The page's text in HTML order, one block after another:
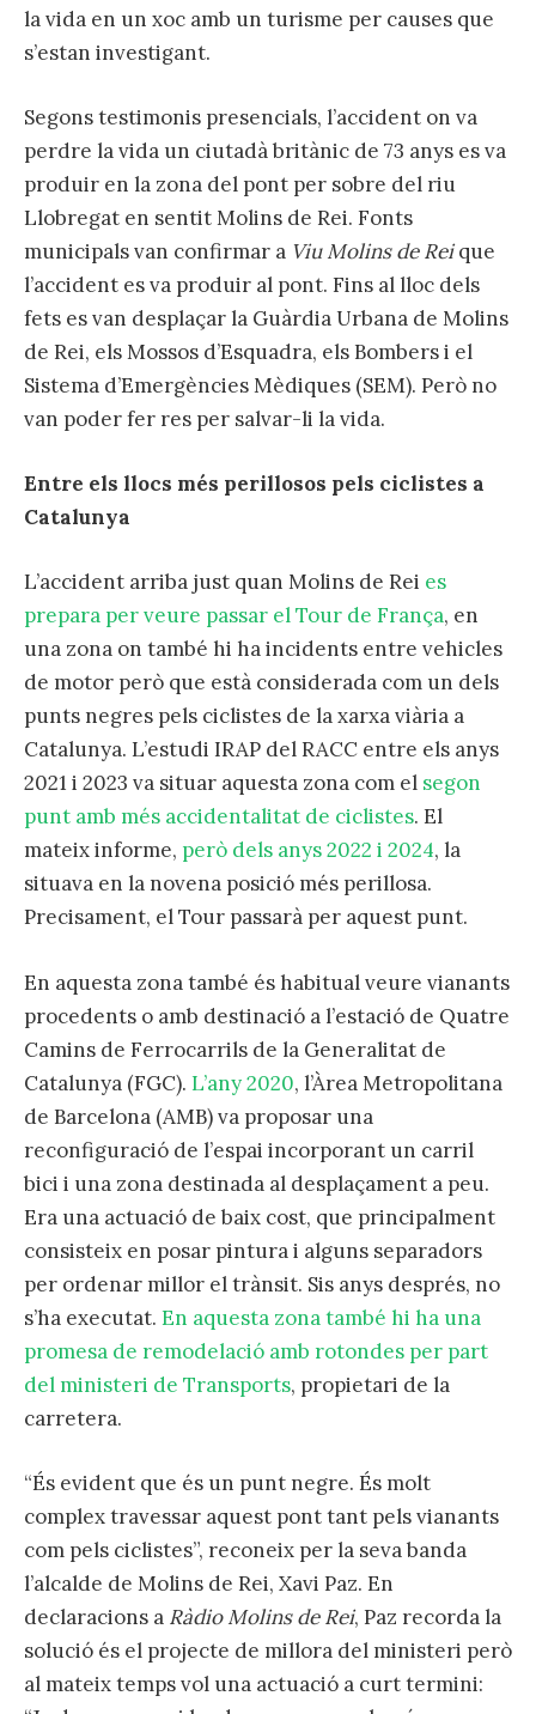
la vida en un xoc amb un turisme per causes que
s’estan investigant.
Segons testimonis presencials, l’accident on va
perdre la vida un ciutadà britànic de 73 anys es va
produir en la zona del pont per sobre del riu
Llobregat en sentit Molins de Rei. Fonts
municipals van confirmar a Viu Molins de Reique
l’accident es va produir al pont. Fins al lloc dels
fets es van desplaçar la Guàrdia Urbana de Molins
de Rei, els Mossos d’Esquadra, els Bombers i el
Sistema d’Emergències Mèdiques (SEM). Però no
van poder fer res per salvar-li la vida.
Entre els llocs més perillosos pels ciclistes a
Catalunya
L’accident arriba just quan Molins de Rei es
prepara per veure passar el Tour de França, en
una zona on també hi ha incidents entre vehicles
de motor però que està considerada com un dels
punts negres pels ciclistes de la xarxa viària a
Catalunya. L’estudi IRAP del RACC entre els anys
2021 i 2023 va situar aquesta zona com el segon
punt amb més accidentalitat de ciclistes. El
mateix informe, però dels anys 2022 i 2024, la
situava en la novena posició més perillosa.
Precisament, el Tour passarà per aquest punt.
En aquesta zona també és habitual veure vianants
procedents o amb destinació a l’estació de Quatre
Camins de Ferrocarrils de la Generalitat de
Catalunya (FGC). L’any 2020, l’Àrea Metropolitana
de Barcelona (AMB) va proposar una
reconfiguració de l’espai incorporant un carril
bici i una zona destinada al desplaçament a peu.
Era una actuació de baix cost, que principalment
consisteix en posar pintura i alguns separadors
per ordenar millor el trànsit. Sis anys després, no
s’ha executat. En aquesta zona també hi ha una
promesa de remodelació amb rotondes per part
del ministeri de Transports, propietari de la
carretera.
“És evident que és un punt negre. És molt
complex travessar aquest pont tant pels vianants
com pels ciclistes”, reconeix per la seva banda
l’alcalde de Molins de Rei, Xavi Paz. En
declaracions a Ràdio Molins de Rei, Paz recorda la
solució és el projecte de millora del ministeri però
al mateix temps vol una actuació a curt termini: